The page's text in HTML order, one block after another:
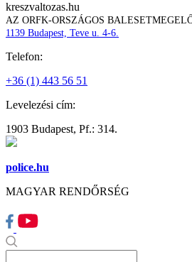
kreszvaltozas.hu
AZ ORFK-ORSZÁGOS
1139 Budapest, Teve u. 4-6.
Telefon:
+36 (1) 443 56 51
Levelezési cím:
1903 Budapest, Pf.: 314.
police.hu
MAGYAR RENDŐRSÉG